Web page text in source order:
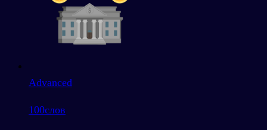
Advanced
100слов